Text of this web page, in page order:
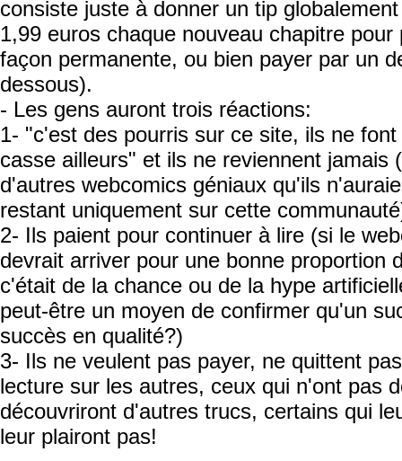
consiste juste à donner un tip
1,99 euros chaque nouveau chapitre
façon permanente, ou bien payer par un
dessous).
- Les gens auront trois réactions:
1- "c'est des pourris sur ce site, ils ne
casse ailleurs" et ils ne reviennent jamais
d'autres webcomics géniaux qu'ils
restant uniquement sur cette
2- Ils paient pour continuer à lire (si le
devrait arriver pour une bonne proportion
c'était de la chance ou de la hype
peut-être un moyen de confirmer qu'un
succès en qualité?)
3- Ils ne veulent pas payer, ne quittent
lecture sur les autres, ceux qui n'ont pas
découvriront d'autres trucs, certains qui
leur plairont pas!